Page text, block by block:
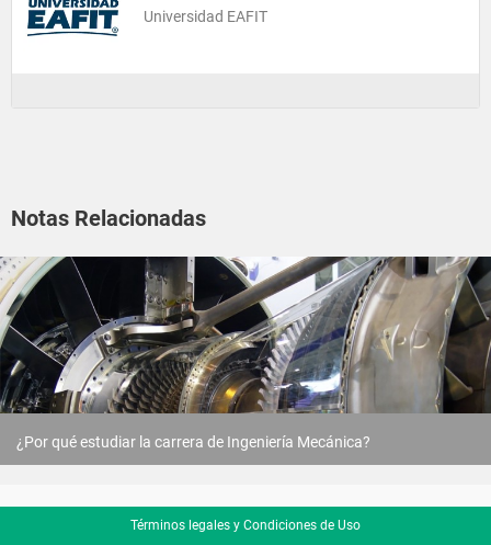
Universidad EAFIT
Notas Relacionadas
¿Por qué estudiar la carrera de Ingeniería Mecánica?
Términos legales y Condiciones de Uso